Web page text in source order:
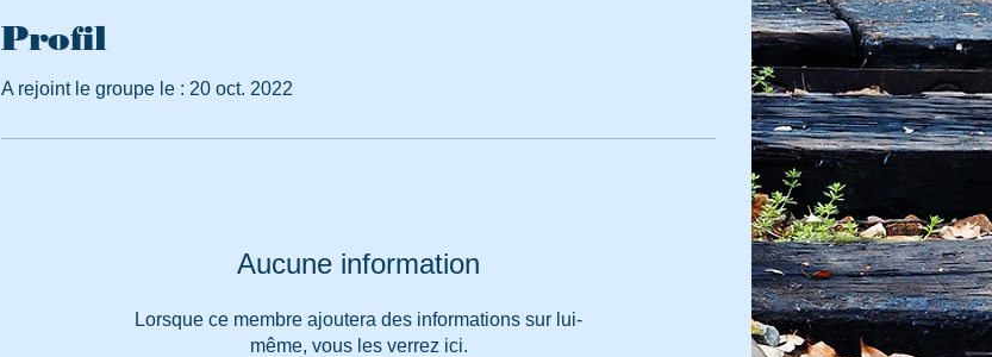
Profil
A rejoint le groupe le : 20 oct. 2022
Aucune information
Lorsque ce membre ajoutera des informations sur lui-
même, vous les verrez ici.